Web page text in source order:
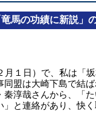
竜馬の功績に新説」
１日）で、私は「
同盟は大崎下島で結
秦淳哉さんから、「
と連絡があり、快く